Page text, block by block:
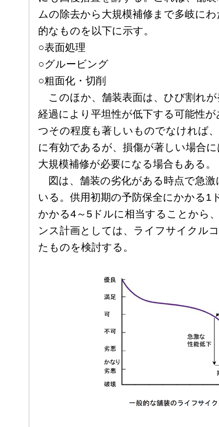
ムの除去から大規模補修まで多岐に
的なものを以下に示す。
○表面処理
○グルービング
○粗面化・切削
このほか、舗装表面は、ひび割れ
経過により平坦性が低下する可能性
つその程度も著しいものでなければ
に有効であるが、損傷が著しい場合
大規模補修が必要になる場合もある。
図は、舗装の劣化がある時点で急
いる。供用初期の予防保全にかかる1
かかる4～5ドルに相当することから
ンス計画としては、ライフサイクル
たものを検討する。